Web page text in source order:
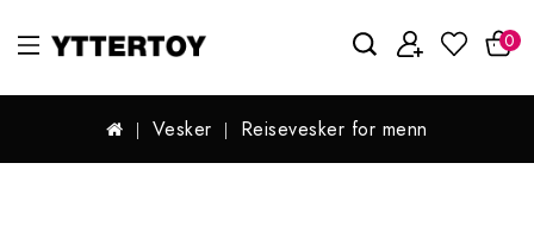
0
Vesker Reisevesker for menn